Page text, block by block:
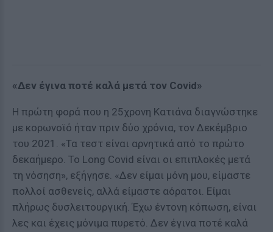
«Δεν έγινα ποτέ καλά μετά τον Covid»
Η πρώτη φορά που η 25χρονη Κατιάνα διαγνώστηκε
με κορωνοϊό ήταν πριν δύο χρόνια, τον Δεκέμβριο
του 2021. «Τα τεστ είναι αρνητικά από το πρώτο
δεκαήμερο. Το Long Covid είναι οι επιπλοκές μετά
τη νόσηση», εξήγησε. «Δεν είμαι μόνη μου, είμαστε
πολλοί ασθενείς, αλλά είμαστε αόρατοι. Είμαι
πλήρως δυσλειτουργική. Έχω έντονη κόπωση, είναι
λες και έχεις μόνιμα πυρετό. Δεν έγινα ποτέ καλά